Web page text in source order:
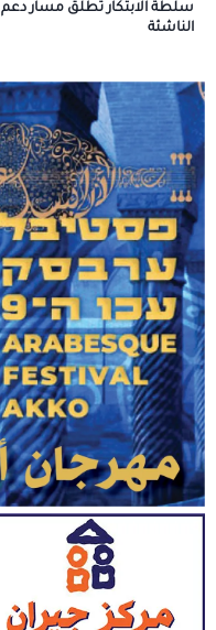
سلطة الابتكار تطلق مسار
الناشئة